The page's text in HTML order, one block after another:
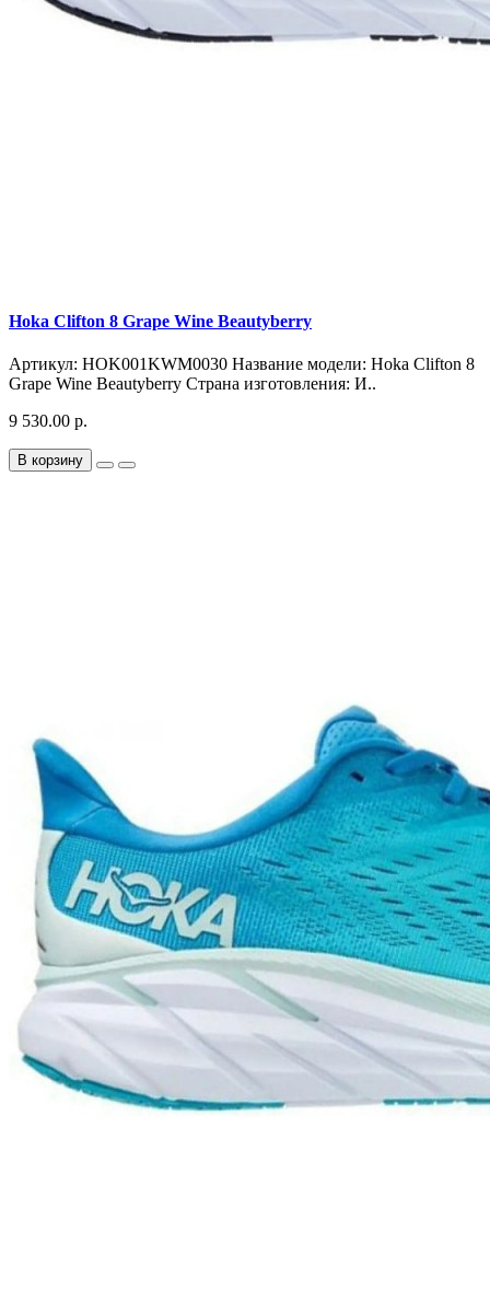
Hoka Clifton 8 Grape Wine Beautyberry
Артикул: HOK001KWM0030 Название модели: Hoka Clifton 8
Grape Wine Beautyberry Страна изготовления: И..
9 530.00 р.
В корзину